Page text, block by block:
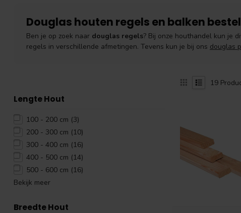
Douglas houten regels en balken
Ben je op zoek naar douglas regels? Bij onze houthandel kun je
regels in verschillende afmetingen. Tevens kun je bij ons douglas
Lengte Hout
100 - 200 cm (3)
200 - 300 cm (10)
300 - 400 cm (16)
400 - 500 cm (14)
500 - 600 cm (16)
Bekijk meer
Breedte Hout
19